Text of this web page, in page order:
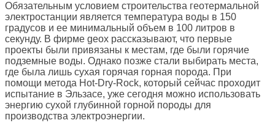
Обязательным условием строительства геотермальной
электростанции является температура воды в 150
градусов и ее минимальный объем в 100 литров в
секунду. В фирме geox рассказывают, что первые
проекты были привязаны к местам, где были горячие
подземные воды. Однако позже стали выбирать места,
где была лишь сухая горячая горная порода. При
помощи метода Hot-Dry-Rock, который сейчас проходит
испытание в Эльзасе, уже сегодня можно использовать
энергию сухой глубинной горной породы для
производства электроэнергии.